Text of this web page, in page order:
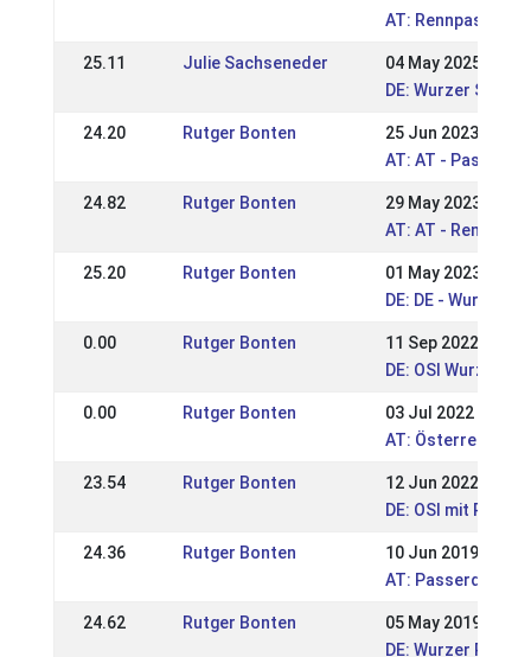
AT:
25.11 Julie Sachseneder
04 May 2025
DE: Wurzer
24.20 Rutger Bonten
25 Jun 2023
AT: AT -
24.82 Rutger Bonten
29 May 2023
AT: AT -
25.20 Rutger Bonten
01 May 2023
DE: DE - Wurzer
0.00 Rutger Bonten
11 Sep 2022
DE: OSI Wurz &
0.00 Rutger Bonten
03 Jul 2022
AT:
23.54 Rutger Bonten
12 Jun 2022
DE: OSI mit
24.36 Rutger Bonten
10 Jun 2019
AT:
24.62 Rutger Bonten
05 May 2019
DE: Wurzer